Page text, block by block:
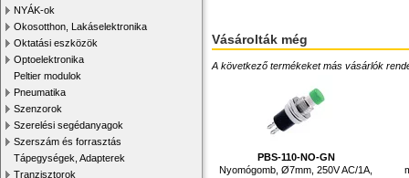
NYÁK-ok
Okosotthon, Lakáselektronika
Oktatási eszközök
Optoelektronika
Peltier modulok
Pneumatika
Szenzorok
Szerelési segédanyagok
Szerszám és forrasztás
Tápegységek, Adapterek
Tranzisztorok
Vásárolták még
A következő termékeket más vásárlók
PBS-110-NO-GN
Nyomógomb, Ø7mm, 250V AC/1A,